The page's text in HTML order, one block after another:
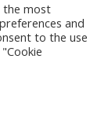
the most
and
to the use